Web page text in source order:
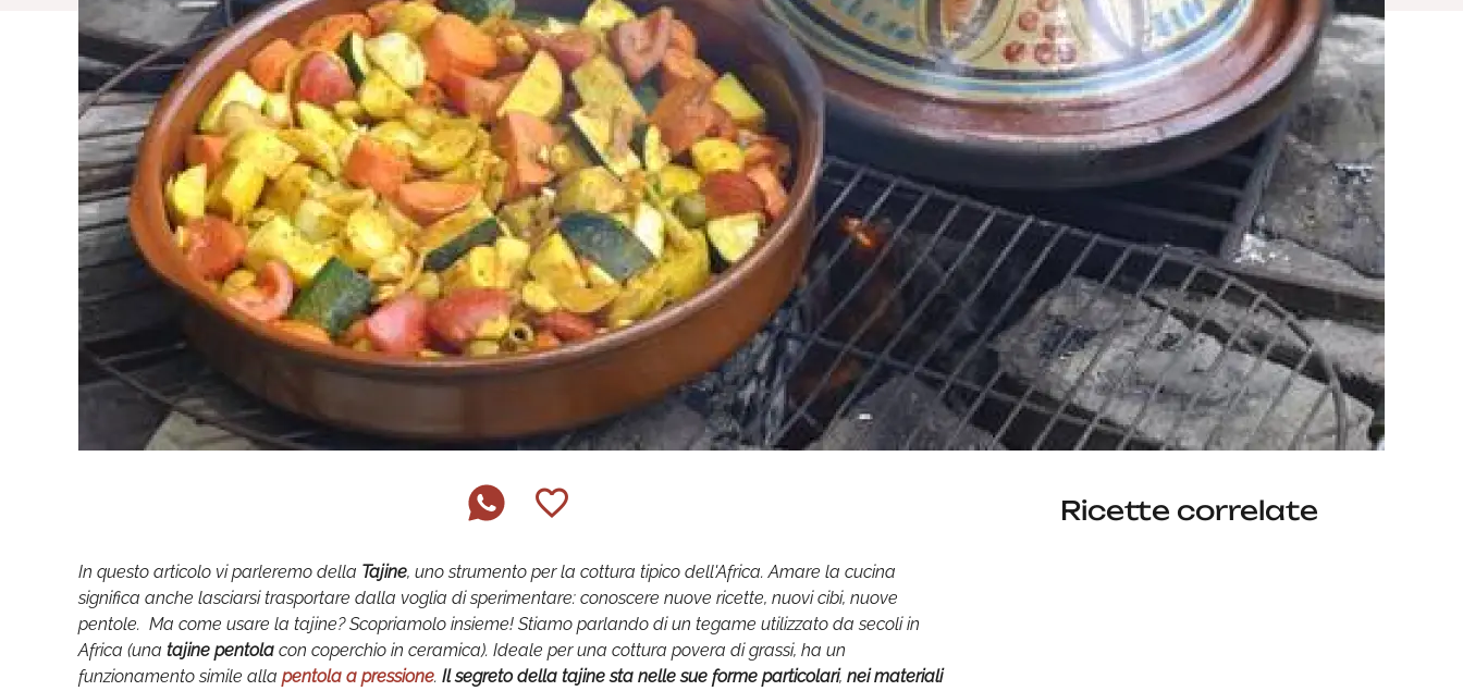
In questo articolo vi parleremo della Tajine, uno strumento per la cottura tipico dell'Africa. Amare la cucina
significa anche lasciarsi trasportare dalla voglia di sperimentare: conoscere nuove ricette, nuovi cibi, nuove
pentole. Ma come usare la tajine? Scopriamolo insieme! Stiamo parlando di un tegame utilizzato da secoli in
Africa (una tajine pentola con coperchio in ceramica). Ideale per una cottura povera di grassi, ha un
funzionamento simile alla pentola a pressione. Il segreto della tajine sta nelle sue forme particolari, nei materiali
Ricette correlate